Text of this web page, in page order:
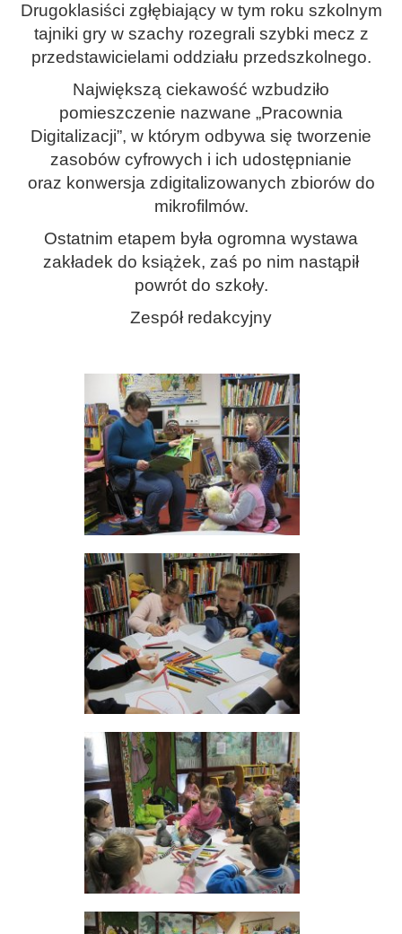
Drugoklasiści zgłębiający w tym roku szkolnym
tajniki gry w szachy rozegrali szybki mecz z
przedstawicielami oddziału przedszkolnego.
Największą ciekawość wzbudziło
pomieszczenie nazwane „Pracownia
Digitalizacji”, w którym odbywa się tworzenie
zasobów cyfrowych i ich udostępnianie
oraz konwersja zdigitalizowanych zbiorów do
mikrofilmów.
Ostatnim etapem była ogromna wystawa
zakładek do książek, zaś po nim nastąpił
powrót do szkoły.
Zespół redakcyjny